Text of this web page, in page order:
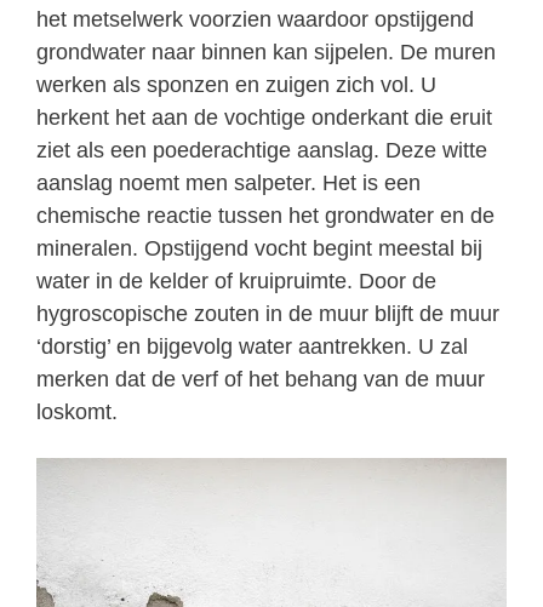
het metselwerk voorzien waardoor opstijgend
grondwater naar binnen kan sijpelen. De muren
werken als sponzen en zuigen zich vol. U
herkent het aan de vochtige onderkant die eruit
ziet als een poederachtige aanslag. Deze witte
aanslag noemt men salpeter. Het is een
chemische reactie tussen het grondwater en de
mineralen. Opstijgend vocht begint meestal bij
water in de kelder of kruipruimte. Door de
hygroscopische zouten in de muur blijft de muur
‘dorstig’ en bijgevolg water aantrekken. U zal
merken dat de verf of het behang van de muur
loskomt.